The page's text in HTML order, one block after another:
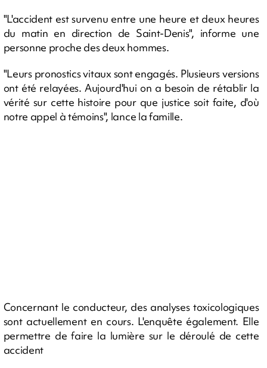
"L'accident est survenu entre une heure et deux heures
du matin en direction de Saint-Denis", informe une
personne proche des deux hommes.
"Leurs pronostics vitaux sont engagés. Plusieurs versions
ont été relayées. Aujourd'hui on a besoin de rétablir la
vérité sur cette histoire pour que justice soit faite, d'où
notre appel à témoins", lance la famille.
Concernant le conducteur, des analyses toxicologiques
sont actuellement en cours. L'enquête également. Elle
permettre de faire la lumière sur le déroulé de cette
accident